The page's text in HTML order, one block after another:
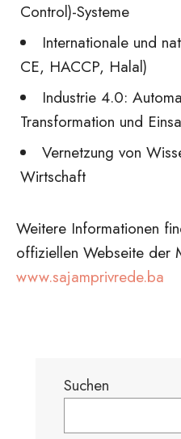
Control)-Systeme
Internationale und
CE, HACCP, Halal)
Industrie 4.0:
Transformation und
Vernetzung von
Wirtschaft
Weitere Informationen
offiziellen Webseite der
www.sajamprivrede.ba
Suchen